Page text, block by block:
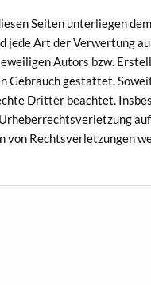
Seiten unterliegen
Art der Verwertung
Autors bzw.
Gebrauch gestattet.
Dritter beachtet.
von Rechtsverletzungen